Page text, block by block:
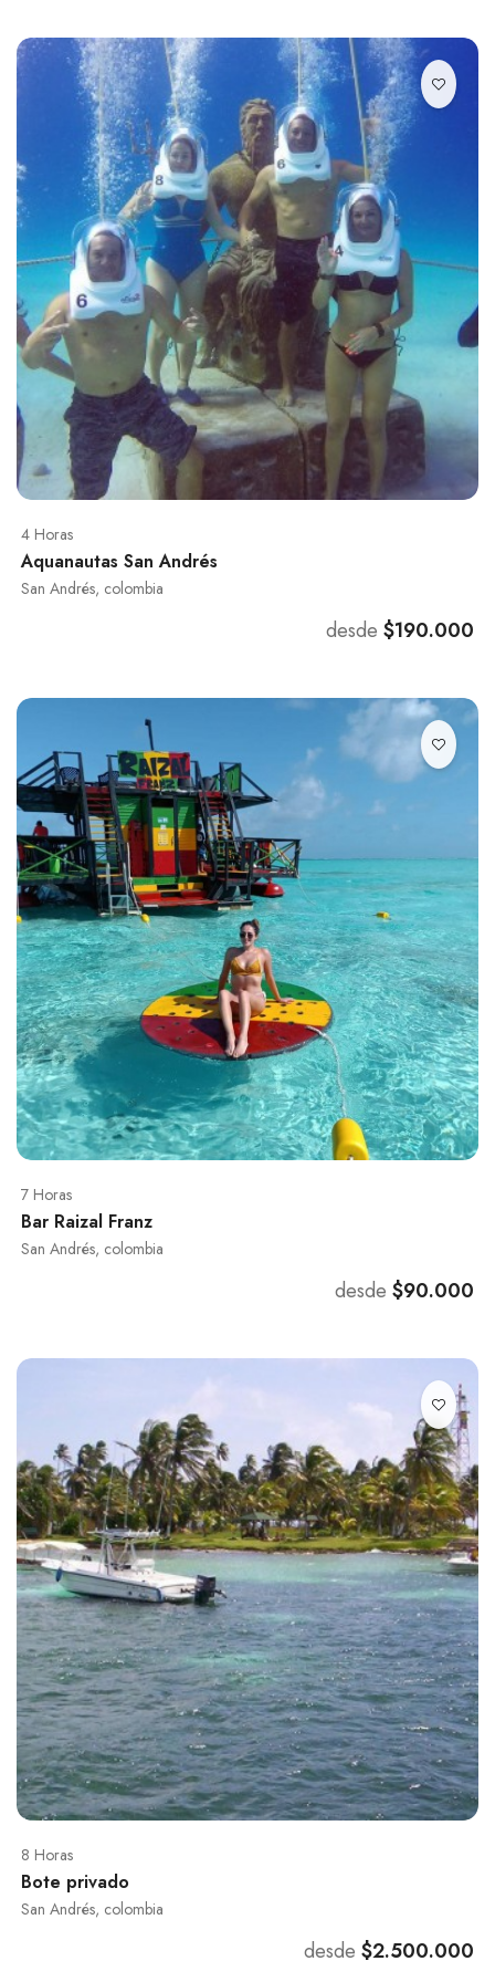
4 Horas
Aquanautas San Andrés
San Andrés, colombia
desde $190.000
7 Horas
Bar Raizal Franz
San Andrés, colombia
desde $90.000
8 Horas
Bote privado
San Andrés, colombia
desde $2.500.000